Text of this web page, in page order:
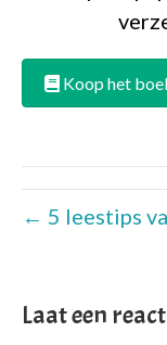
Koop het
← 5 leestips
Laat een